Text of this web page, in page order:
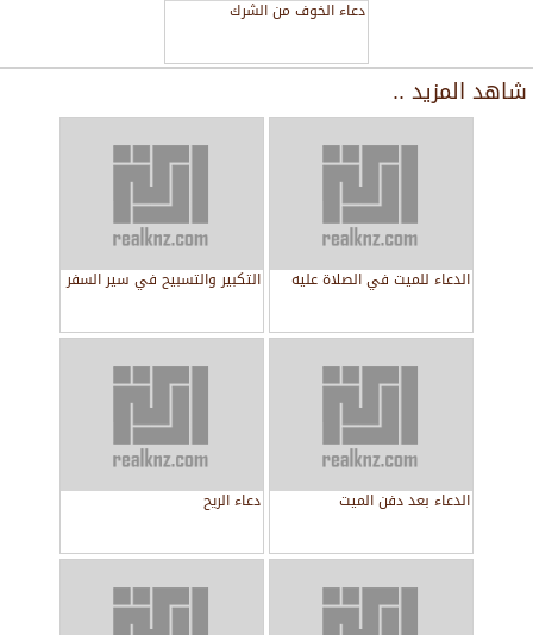
دعاء الخوف من الشرك
شاهد المزيد ..
الدعاء للميت في الصلاة عليه التكبير والتسبيح في سير السفر
الدعاء بعد دفن الميت دعاء الريح